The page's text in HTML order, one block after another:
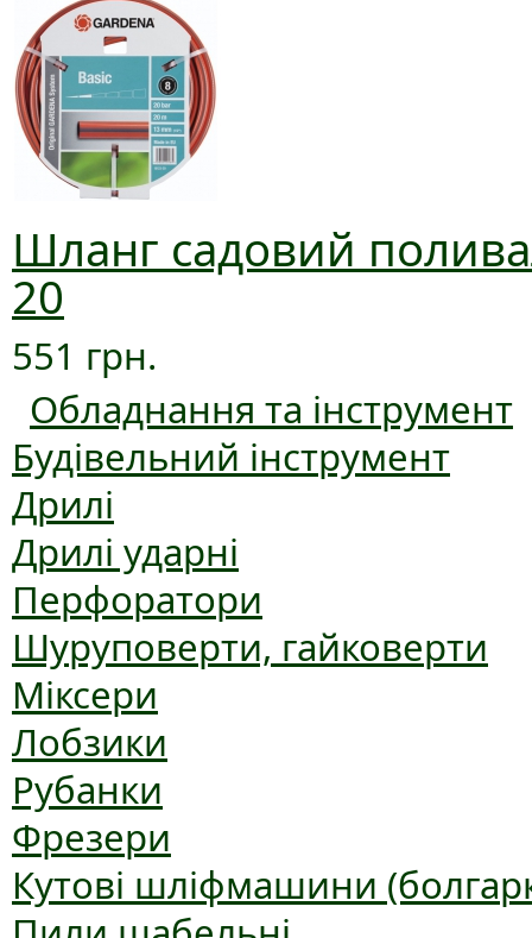
Шланг садовий
20
551 грн.
Обладнання та інструмент
Будівельний інструмент
Дрилі
Дрилі ударні
Перфоратори
Шуруповерти, гайковерти
Міксери
Лобзики
Рубанки
Фрезери
Кутові шліфмашини